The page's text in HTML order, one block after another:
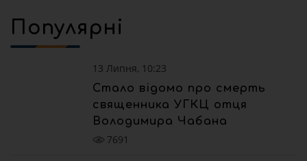
Популярні
13 Липня, 10:23
Стало відомо про смерть
священника УГКЦ отця
Володимира Чабана
7691